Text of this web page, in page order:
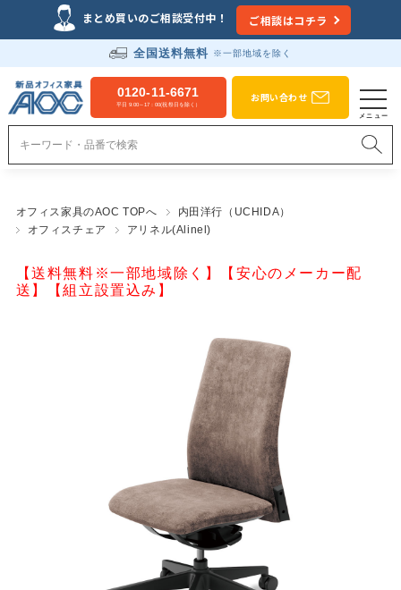
まとめ買いのご相談受付中！ ご相談はコチラ
全国送料無料 ※一部地域を除く
0120-11-6671
平日 9:00～17：00(祝祭日を除く）
お問い合わせ
オフィス家具のAOC TOPへ
内田洋行（UCHIDA）
オフィスチェア
アリネル(Alinel)
【送料無料※一部地域除く】【安心のメーカー配
送】【組立設置込み】